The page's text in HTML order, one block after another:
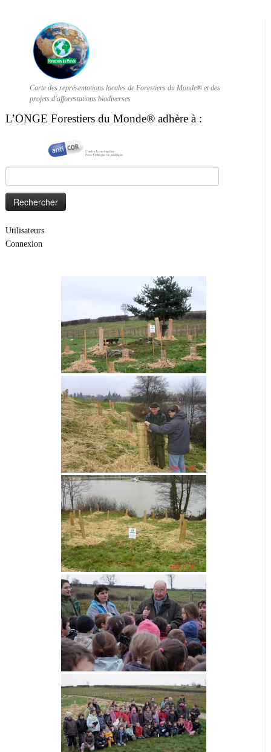
Carte des représentations locales de Forestiers du Monde® et des
projets d'afforestations biodiverses
L’ONGE Forestiers du Monde® adhère à :
Utilisateurs
Connexion